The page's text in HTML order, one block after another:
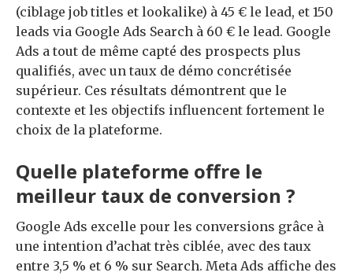
(ciblage job titles et lookalike) à 45 € le lead, et 150
leads via Google Ads Search à 60 € le lead. Google
Ads a tout de même capté des prospects plus
qualifiés, avec un taux de démo concrétisée
supérieur. Ces résultats démontrent que le
contexte et les objectifs influencent fortement le
choix de la plateforme.
Quelle plateforme offre le
meilleur taux de conversion ?
Google Ads excelle pour les conversions grâce à
une intention d’achat très ciblée, avec des taux
entre 3,5 % et 6 % sur Search. Meta Ads affiche des